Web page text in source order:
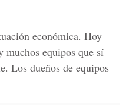
económica. Hoy
equipos que sí
Los dueños de equipos